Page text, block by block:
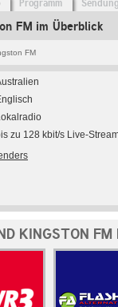
Programm
FM im Überblick
FM
zu 128 kbit/s Live-
KINGSTON FM